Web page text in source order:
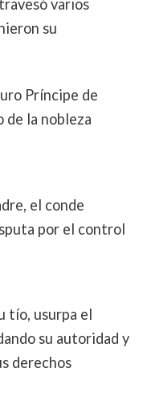
varios
su
Príncipe de
de la nobleza
el conde
por el control
tío, usurpa el
su autoridad y
derechos